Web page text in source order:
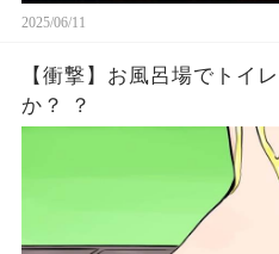
2025/06/11
【衝撃】お風呂場でトイ
か？ ？